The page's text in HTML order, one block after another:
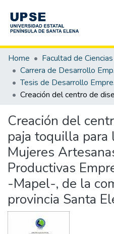
Communities & Collections
All of DSpace
Statistics
Home
Creación del
paja toquilla para
Mujeres
Productivas
-Mapel-, de la
provincia Santa